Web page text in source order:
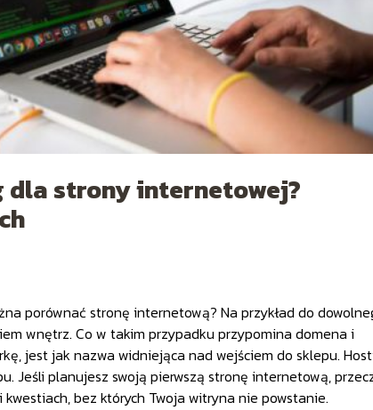
dla strony internetowej?
porównać stronę internetową? Na przykład do
wnętrz. Co w takim przypadku przypomina domena i
jest jak nazwa widniejąca nad wejściem do sklepu.
Jeśli planujesz swoją pierwszą stronę internetową,
bez których Twoja witryna nie powstanie.